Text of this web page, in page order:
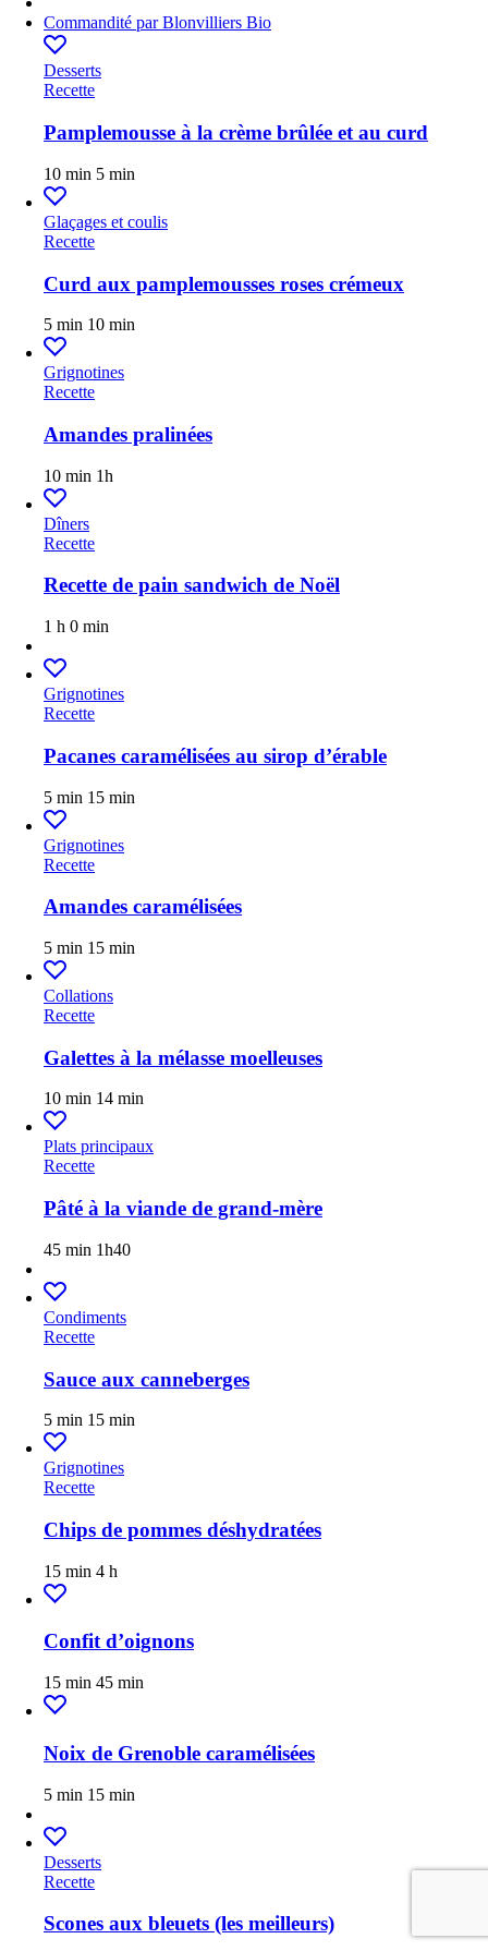
Commandité parBlonvilliers Bio
Desserts
Recette
Pamplemousse à la crème brûlée et au curd
10 min 5 min
Glaçages et coulis
Recette
Curd aux pamplemousses roses crémeux
5 min 10 min
Grignotines
Recette
Amandes pralinées
10 min 1h
Dîners
Recette
Recette de pain sandwich de Noël
1 h 0 min
Grignotines
Recette
Pacanes caramélisées au sirop d’érable
5 min 15 min
Grignotines
Recette
Amandes caramélisées
5 min 15 min
Collations
Recette
Galettes à la mélasse moelleuses
10 min 14 min
Plats principaux
Recette
Pâté à la viande de grand-mère
45 min 1h40
Condiments
Recette
Sauce aux canneberges
5 min 15 min
Grignotines
Recette
Chips de pommes déshydratées
15 min 4 h
Confit d’oignons
15 min 45 min
Noix de Grenoble caramélisées
5 min 15 min
Desserts
Recette
Scones aux bleuets (les meilleurs)